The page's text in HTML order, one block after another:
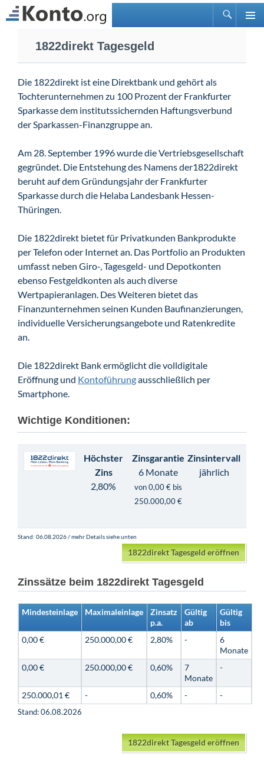
Suchen
springen
1822direkt Tagesgeld
Die 1822direkt ist eine Direktbank und gehört als
Tochterunternehmen zu 100 Prozent der Frankfurter
Sparkasse dem institutssichernden Haftungsverbund
der Sparkassen-Finanzgruppe an.
Am 28. September 1996 wurde die Vertriebsgesellschaft
gegründet. Die Entstehung des Namens der1822direkt
beruht auf dem Gründungsjahr der Frankfurter
Sparkasse durch die Helaba Landesbank Hessen-
Thüringen.
Die 1822direkt bietet für Privatkunden Bankprodukte
per Telefon oder Internet an. Das Portfolio an Produkten
umfasst neben Giro-, Tagesgeld- und Depotkonten
ebenso Festgeldkonten als auch diverse
Wertpapieranlagen. Des Weiteren bietet das
Finanzunternehmen seinen Kunden Baufinanzierungen,
individuelle Versicherungsangebote und Ratenkredite
an.
Die 1822direkt Bank ermöglicht die volldigitale
Eröffnung und Kontoführungausschließlich per
Smartphone.
Wichtige Konditionen:
Höchster
Zins
2,80%
Zinsgarantie
6 Monate
von 0,00 € bis
250.000,00 €
Zinsintervall
jährlich
Stand: 06.08.2026 / mehr Details siehe unten
1822direkt Tagesgeld eröffnen
Zinssätze beim 1822direkt Tagesgeld
Mindesteinlage Maximaleinlage
Zinsatz
p.a.
Gültig
ab
Gültig
bis
0,00 €
250.000,00 € 2,80% -
6
Monate
0,00 €
250.000,00 € 0,60%
7
Monate
-
250.000,01 € - 0,60% - -
Stand: 06.08.2026
1822direkt Tagesgeld eröffnen